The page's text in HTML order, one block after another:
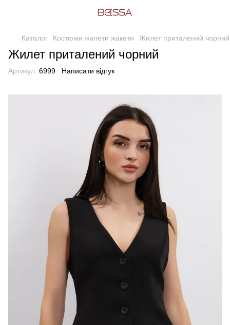
Каталог Костюми жилети жакети Жилет приталений чорний
Жилет приталений чорний
Артикул: 6999 Написати відгук